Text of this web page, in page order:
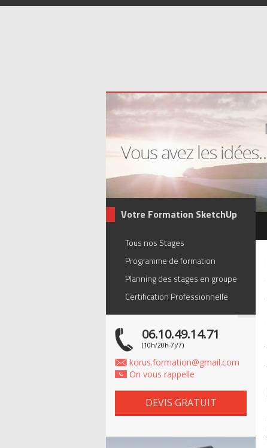
Votre Formation SketchUp
Tous nos Stages
Programme de formation
Planning des stages en groupe
Certification Professionnelle
06.10.49.14.71
(10h/20h-7j/7)
korus.formation@gmail.com
On vous rappelle
DEVIS GRATUIT